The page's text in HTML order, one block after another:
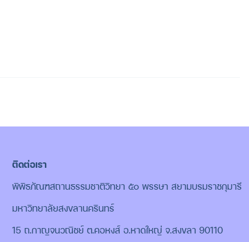
ติดต่อเรา
พิพิธภัณฑสถานธรรมชาติวิทยา ๕๐ พรรษา สยามบรมราชกุมารี
มหาวิทยาลัยสงขลานครินทร์
15 ถ.กาญจนวณิชย์ ต.คอหงส์ อ.หาดใหญ่ จ.สงขลา 90110